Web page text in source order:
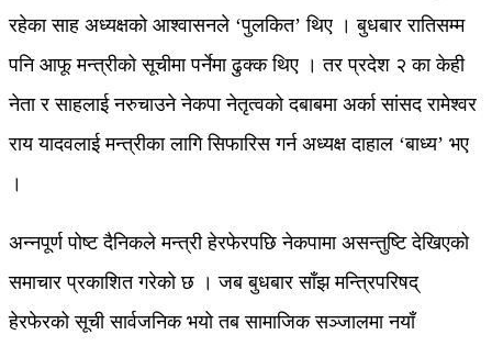
रहेका साह अध्यक्षको आश्वासनले ‘पुलकित’ थिए । बुधबार रातिसम्म
पनि आफू मन्त्रीको सूचीमा पर्नेमा ढुक्क थिए । तर प्रदेश २ का केही
नेता र साहलाई नरुचाउने नेकपा नेतृत्वको दबाबमा अर्का सांसद रामेश्वर
राय यादवलाई मन्त्रीका लागि सिफारिस गर्न अध्यक्ष दाहाल ‘बाध्य’ भए
।
अन्नपूर्ण पोष्ट दैनिकले मन्त्री हेरफेरपछि नेकपामा असन्तुष्टि देखिएको
समाचार प्रकाशित गरेको छ । जब बुधबार साँझ मन्त्रिपरिषद्
हेरफेरको सूची सार्वजनिक भयो तब सामाजिक सञ्जालमा नयाँ